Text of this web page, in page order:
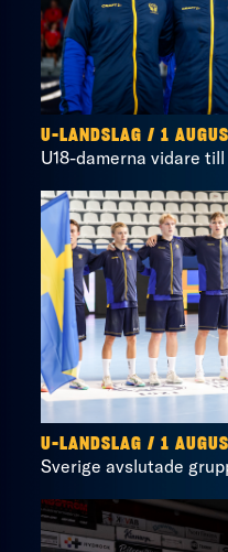
U-LANDSLAG / 1
U18-damerna vidare
U-LANDSLAG / 1
Sverige avslutade